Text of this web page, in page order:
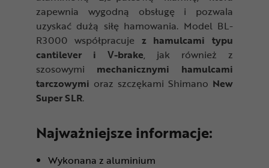
zapewnia wygodną obsługę i pozwala
uzyskać dużą siłę hamowania. Model BL-
R3000 współpracuje z hamulcami typu
cantilever i V-brake, jak również z
szosowymi mechanicznymi hamulcami
tarczowymi oraz szczękami Shimano New
Super SLR.
Najważniejsze informacje:
Wykonana z aluminium